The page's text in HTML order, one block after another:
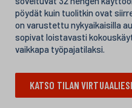
pöydät kuin tuolitkin ovat
on varustettu nykyaikaisilla
sopivat loistavasti
vaikkapa työpajatilaksi.
KATSO TILAN